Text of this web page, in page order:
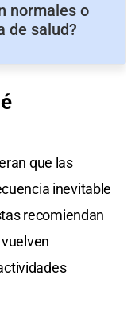
normales o
de salud?
que las
inevitable
recomiendan